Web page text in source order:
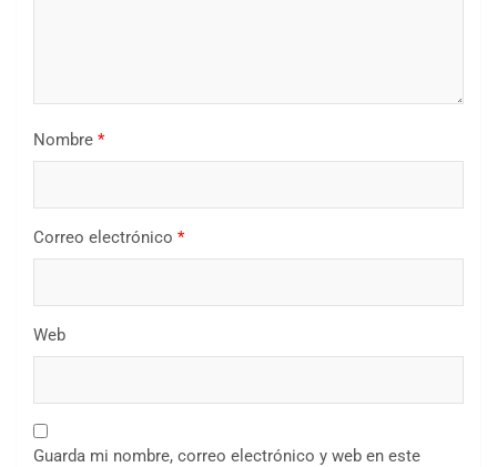
Nombre *
Correo electrónico *
Web
Guarda mi nombre, correo electrónico y web en este